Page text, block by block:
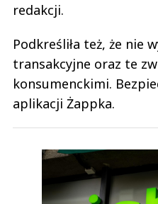
redakcji.
Podkreśliła też, że nie
transakcyjne oraz te
konsumenckimi.
aplikacji Żappka.